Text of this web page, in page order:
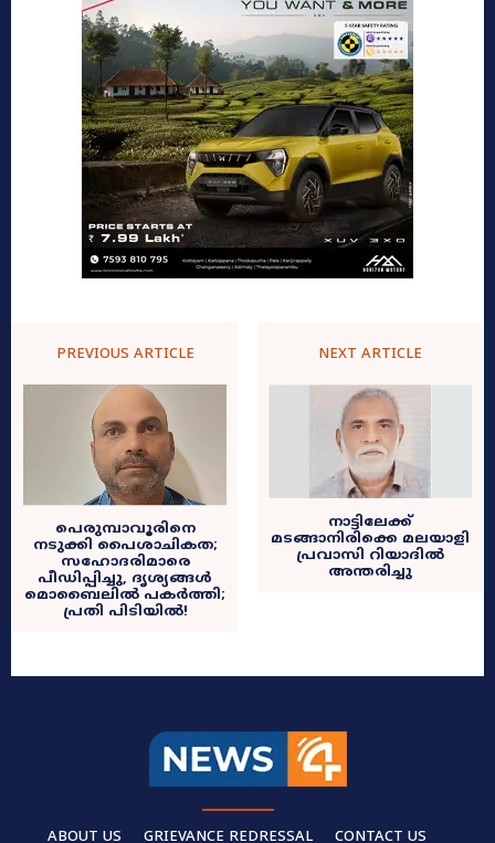
PREVIOUS ARTICLE
പെരുമ്പാവൂരിനെ
നടുക്കി പൈശാചികത;
സഹോദരിമാരെ
പീഡിപ്പിച്ചു, ദൃശ്യങ്ങൾ
മൊബൈലിൽ പകർത്തി;
പ്രതി പിടിയിൽ!
NEXT ARTICLE
നാട്ടിലേക്ക്
മടങ്ങാനിരിക്കെ മലയാളി
പ്രവാസി റിയാദിൽ
അന്തരിച്ചു
ABOUT US GRIEVANCE REDRESSAL CONTACT US